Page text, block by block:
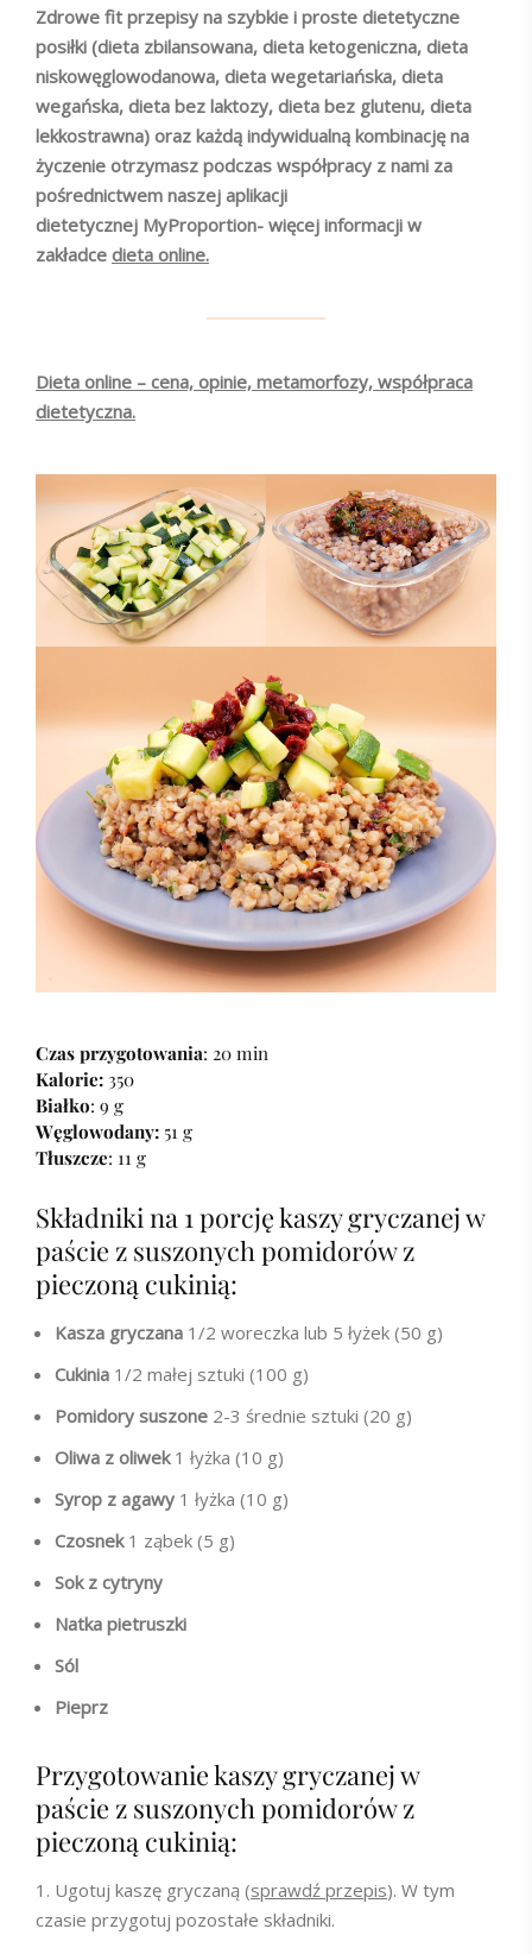
Zdrowe fit przepisy na szybkie i proste dietetyczne
posiłki (dieta zbilansowana, dieta ketogeniczna, dieta
niskowęglowodanowa, dieta wegetariańska, dieta
wegańska, dieta bez laktozy, dieta bez glutenu, dieta
lekkostrawna) oraz każdą indywidualną kombinację na
życzenie otrzymasz podczas współpracy z nami za
pośrednictwem naszej aplikacji
dietetycznej MyProportion- więcej informacji w
zakładce dieta online.
Dieta online – cena, opinie, metamorfozy, współpraca
dietetyczna.
Czas przygotowania: 20 min
Kalorie: 350
Białko: 9 g
Węglowodany: 51 g
Tłuszcze: 11 g
Składniki na 1 porcję kaszy gryczanej w
paście z suszonych pomidorów z
pieczoną cukinią:
Kasza gryczana 1/2 woreczka lub 5 łyżek (50 g)
Cukinia 1/2 małej sztuki (100 g)
Pomidory suszone 2-3 średnie sztuki (20 g)
Oliwa z oliwek1 łyżka (10 g)
Syrop z agawy 1 łyżka (10 g)
Czosnek1 ząbek (5 g)
Sok z cytryny
Natka pietruszki
Sól
Pieprz
Przygotowanie kaszy gryczanej w
paście z suszonych pomidorów z
pieczoną cukinią:
Ugotuj kaszę gryczaną (sprawdź przepis). W tym
czasie przygotuj pozostałe składniki.